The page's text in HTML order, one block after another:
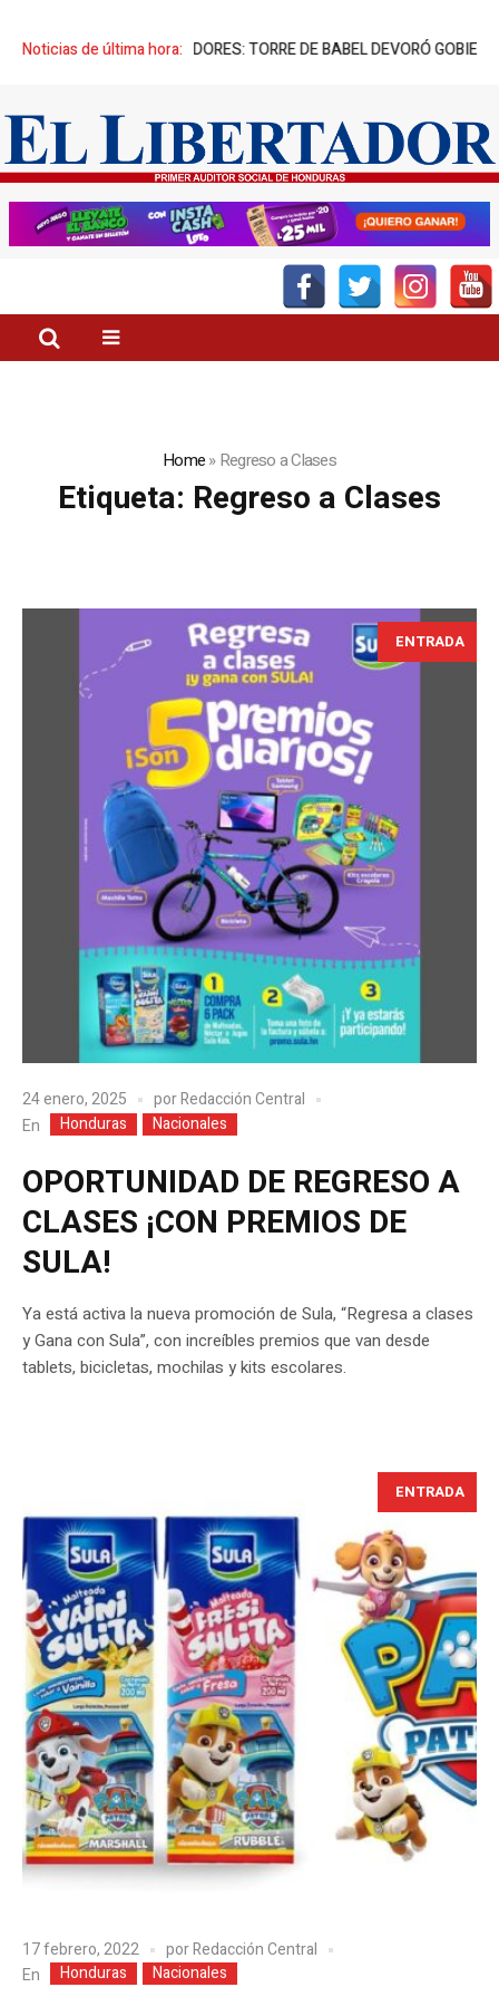
Noticias de última hora:
DE SUS CREADORES: TORRE DE BABEL DEVORÓ GOBIERNO NO
Home»Regreso a Clases
Etiqueta: Regreso a Clases
ENTRADA
24 enero, 2025 porRedacción Central
En
Honduras Nacionales
OPORTUNIDAD DE REGRESO A
CLASES ¡CON PREMIOS DE
SULA!
Ya está activa la nueva promoción de Sula, “Regresa a clases
y Gana con Sula”, con increíbles premios que van desde
tablets, bicicletas, mochilas y kits escolares.
ENTRADA
17 febrero, 2022 porRedacción Central
En
Honduras Nacionales